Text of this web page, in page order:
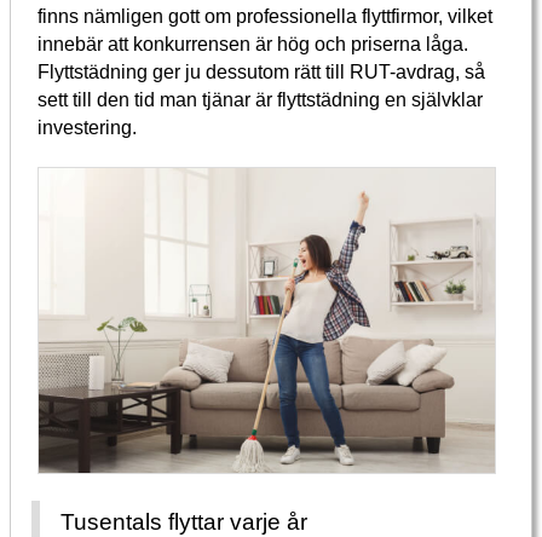
finns nämligen gott om professionella flyttfirmor, vilket
innebär att konkurrensen är hög och priserna låga.
Flyttstädning ger ju dessutom rätt till RUT-avdrag, så
sett till den tid man tjänar är flyttstädning en självklar
investering.
Tusentals flyttar varje år